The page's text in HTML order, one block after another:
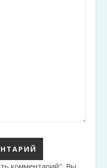
комментарий", Вы